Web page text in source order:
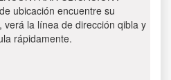
ubicación encuentre su
verá la línea de dirección qibla y
rápidamente.